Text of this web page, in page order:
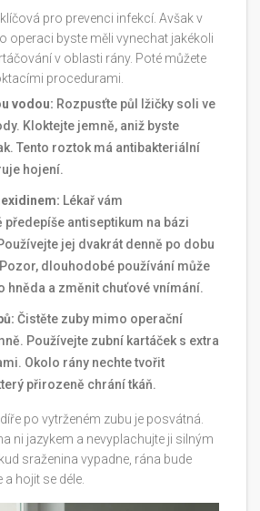
pro prevenci infekcí. Avšak v
operaci byste měli vynechat jakékoli
v oblasti rány. Poté můžete
procedurami.
vodou: Rozpusťte půl lžičky soli ve
Kloktejte jemně, aniž byste
Tento roztok má antibakteriální
hojení.
Lékař vám
předepíše antiseptikum na bázi
jej dvakrát denně po dobu
dlouhodobé používání může
hněda a změnit chuťové vnímání.
Čistěte zuby mimo operační
Používejte zubní kartáček s extra
Okolo rány nechte tvořit
přirozeně chrání tkáň.
po vytrženém zubu je posvátná.
ni jazykem a nevyplachujte ji silným
sraženina vypadne, rána bude
hojit se déle.